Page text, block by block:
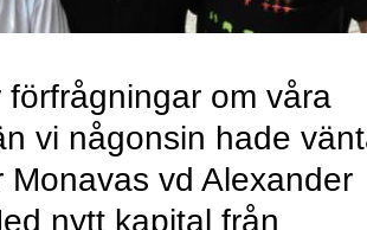
förfrågningar om våra
vi någonsin hade
Monavas vd Alexander
nytt kapital från